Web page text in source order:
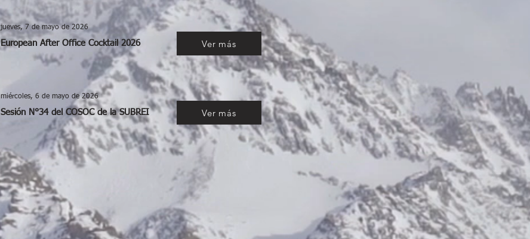
jueves, 7 de mayo de 2026
European After Office Cocktail 2026 Ver más
miércoles, 6 de mayo de 2026
Sesión N°34 del COSOC de la SUBREI Ver más